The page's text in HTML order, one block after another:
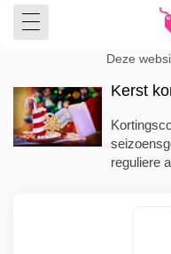
Deze
Kerst
reguliere